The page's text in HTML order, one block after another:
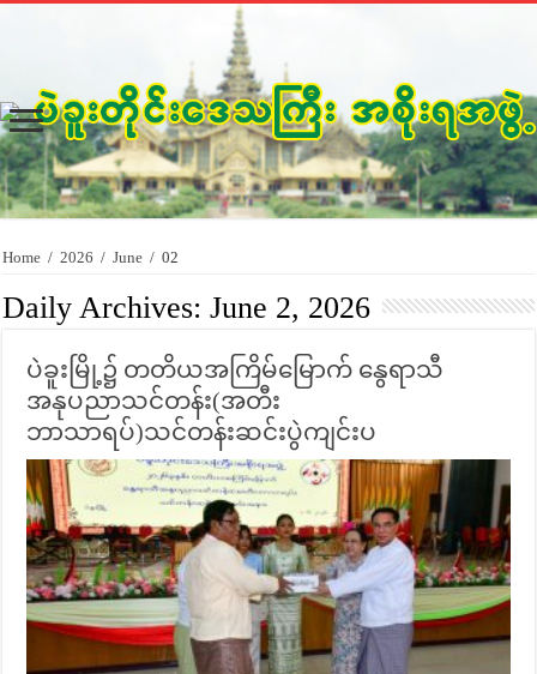
Home / 2026 / June / 02
Daily Archives:June 2, 2026
ပဲခူးမြို့၌ တတိယအကြိမ်မြောက် နွေရာသီ
အနုပညာသင်တန်း(အတီး
ဘာသာရပ်)သင်တန်းဆင်းပွဲကျင်းပ